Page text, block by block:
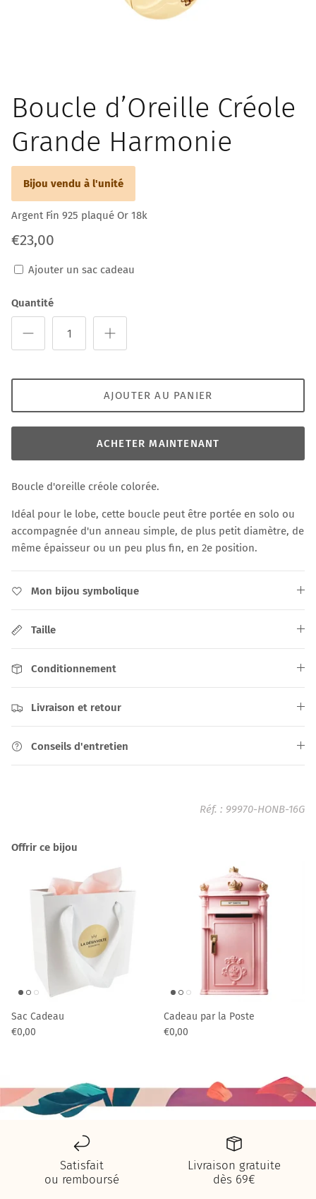
Boucle d’Oreille Créole
Grande Harmonie
Bijou vendu à l'unité
Argent Fin 925 plaqué Or 18k
€23,00
Ajouter un sac cadeau
Quantité
AJOUTER AU PANIER
ACHETER MAINTENANT
Boucle d'oreille créole colorée.
Idéal pour le lobe, cette boucle peut être portée en solo ou
accompagnée d'un anneau simple, de plus petit diamètre, de
même épaisseur ou un peu plus fin, en 2e position.
Mon bijou symbolique
Taille
Conditionnement
Livraison et retour
Conseils d'entretien
Réf. : 99970-HONB-16G
Offrir ce bijou
Sac Cadeau
€0,00
Cadeau par la Poste
€0,00
Satisfait
ou remboursé
Livraison gratuite
dès 69€